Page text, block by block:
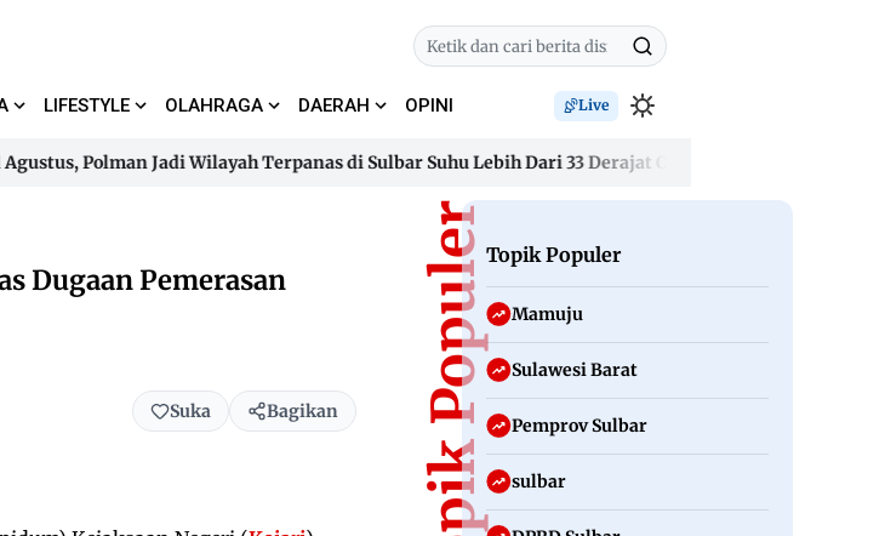
LIFESTYLE OLAHRAGA DAERAH OPINI Live
Polman Jadi Wilayah Terpanas di Sulbar Suhu Lebih Dari 33 Derajat Celsius
Polman Jadi Wilayah Terpanas di Sulbar Suhu Lebih Dari 33 Derajat Celsius
Dugaan Pemerasan
Suka Bagikan Topik PopulerTopik Populer
Mamuju
Sulawesi Barat
Pemprov Sulbar
sulbar